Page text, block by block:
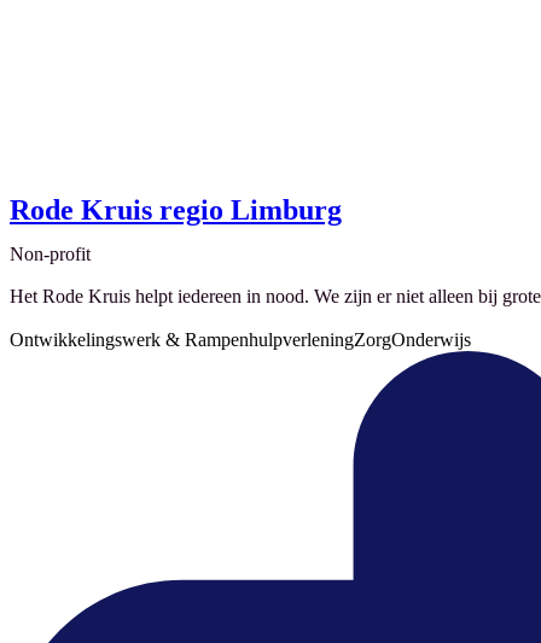
Rode Kruis regio Limburg
Non-profit
Het Rode Kruis helpt iedereen in nood. We zijn er niet alleen bij
Ontwikkelingswerk & RampenhulpverleningZorgOnderwijs